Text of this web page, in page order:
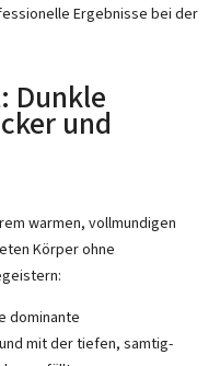
Ergebnisse bei der
Dunkle
und
warmen, vollmundigen
Körper ohne
dominante
mit der tiefen, samtig-